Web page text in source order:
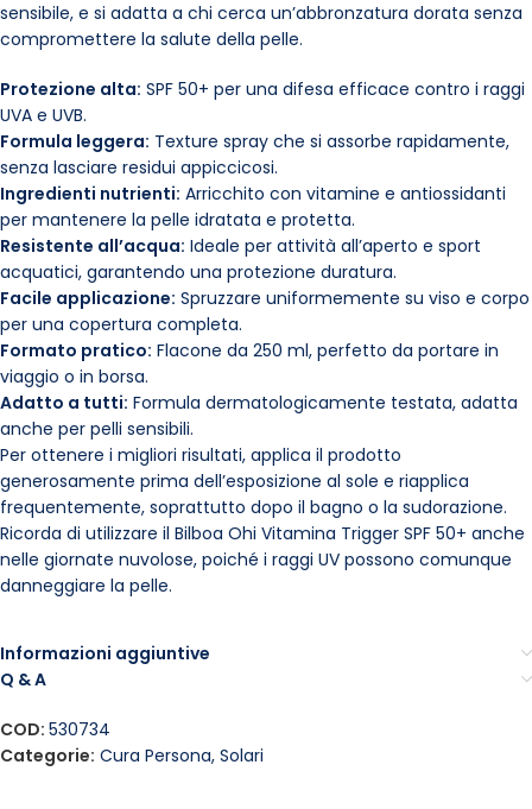
sensibile, e si adatta a chi cerca un’abbronzatura dorata senza
compromettere la salute della pelle.
Protezione alta: SPF 50+ per una difesa efficace contro i raggi
UVA e UVB.
Formula leggera: Texture spray che si assorbe rapidamente,
senza lasciare residui appiccicosi.
Ingredienti nutrienti: Arricchito con vitamine e antiossidanti
per mantenere la pelle idratata e protetta.
Resistente all’acqua: Ideale per attività all’aperto e sport
acquatici, garantendo una protezione duratura.
Facile applicazione: Spruzzare uniformemente su viso e corpo
per una copertura completa.
Formato pratico: Flacone da 250 ml, perfetto da portare in
viaggio o in borsa.
Adatto a tutti: Formula dermatologicamente testata, adatta
anche per pelli sensibili.
Per ottenere i migliori risultati, applica il prodotto
generosamente prima dell’esposizione al sole e riapplica
frequentemente, soprattutto dopo il bagno o la sudorazione.
Ricorda di utilizzare il Bilboa Ohi Vitamina Trigger SPF 50+ anche
nelle giornate nuvolose, poiché i raggi UV possono comunque
danneggiare la pelle.
Informazioni aggiuntive
Q & A
COD: 530734
Categorie: Cura Persona, Solari